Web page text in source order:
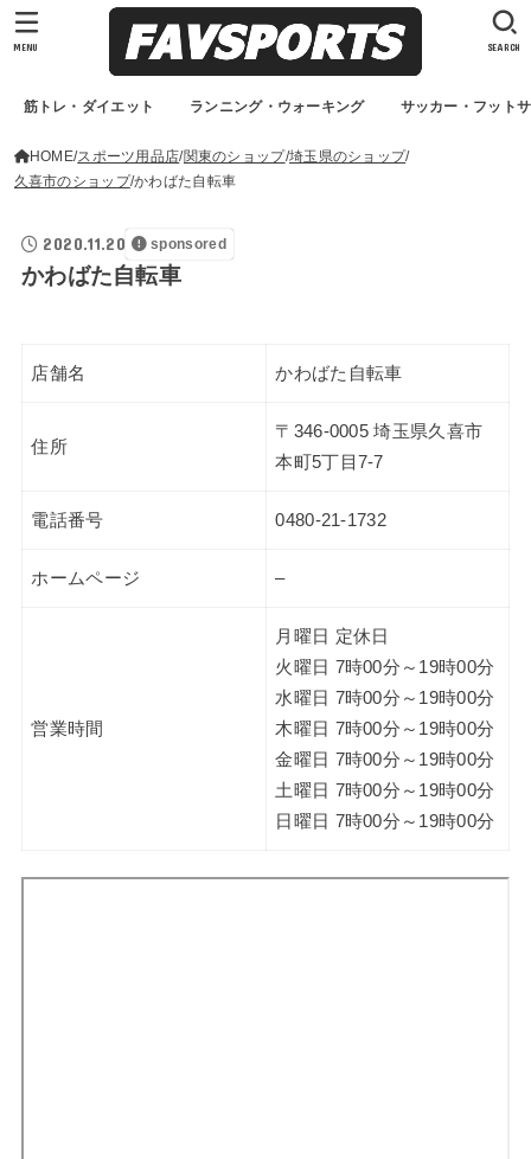
筋トレ・ダイエット ランニング・ウォーキング サッカー・フット
SEARCH
MENU
HOME スポーツ用品店 関東のショップ 埼玉県のショップ
久喜市のショップ かわばた自転車
2020.11.20 sponsored
かわばた自転車
店舗名 かわばた自転車
住所
〒346-0005 埼玉県久喜市
本町5丁目7-7
電話番号 0480-21-1732
ホームページ –
営業時間
月曜日 定休日
火曜日 7時00分～19時00分
水曜日 7時00分～19時00分
木曜日 7時00分～19時00分
金曜日 7時00分～19時00分
土曜日 7時00分～19時00分
日曜日 7時00分～19時00分